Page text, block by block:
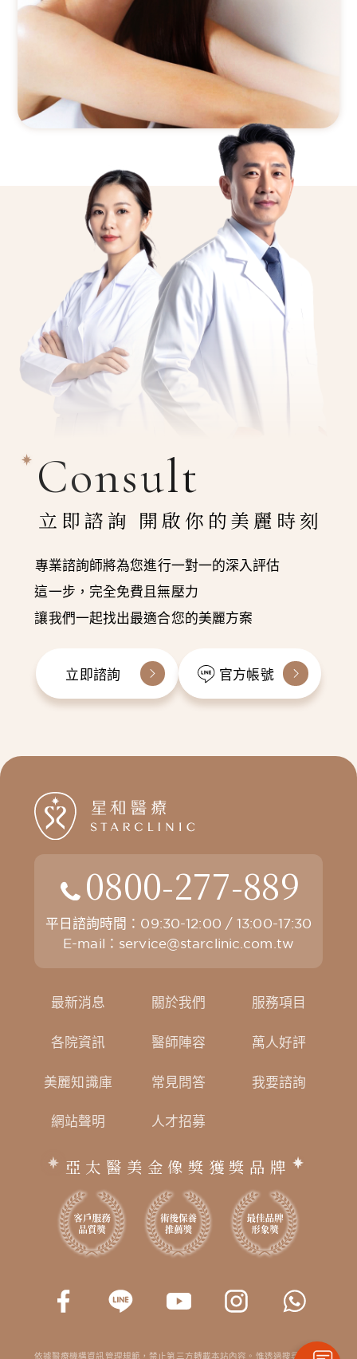
Consult
立即諮詢 開啟你的美麗時刻
專業諮詢師將為您進行一對一的深入評估
這一步，完全免費且無壓力
讓我們一起找出最適合您的美麗方案
立即諮詢 官方帳號
0800-277-889
平日諮詢時間：09:30-12:00 / 13:00-17:30
E-mail： service@starclinic.com.tw
最新消息 關於我們 服務項目
各院資訊 醫師陣容 萬人好評
美麗知識庫 常見問答 我要諮詢
網站聲明 人才招募
亞太醫美金像獎獲獎品牌
依據醫療機構資訊管理規範，禁止第三方轉載本站內容。惟透過搜尋